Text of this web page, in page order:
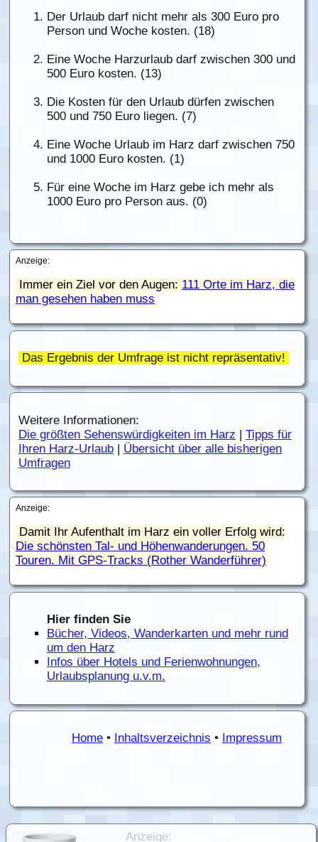
Der Urlaub darf nicht mehr als 300 Euro pro
Person und Woche kosten. (18)
Eine Woche Harzurlaub darf zwischen 300 und
500 Euro kosten. (13)
Die Kosten für den Urlaub dürfen zwischen
500 und 750 Euro liegen. (7)
Eine Woche Urlaub im Harz darf zwischen 750
und 1000 Euro kosten. (1)
Für eine Woche im Harz gebe ich mehr als
1000 Euro pro Person aus. (0)
Anzeige:
Immer ein Ziel vor den Augen: 111 Orte im Harz, die
man gesehen haben muss
Das Ergebnis der Umfrage ist nicht repräsentativ!
Weitere Informationen:
Die größten Sehenswürdigkeiten im Harz | Tipps für
Ihren Harz-Urlaub | Übersicht über alle bisherigen
Umfragen
Anzeige:
Damit Ihr Aufenthalt im Harz ein voller Erfolg wird:
Die schönsten Tal- und Höhenwanderungen. 50
Touren. Mit GPS-Tracks (Rother Wanderführer)
Hier finden Sie
Bücher, Videos, Wanderkarten und mehr rund
um den Harz
Infos über Hotels und Ferienwohnungen,
Urlaubsplanung u.v.m.
Home • Inhaltsverzeichnis • Impressum